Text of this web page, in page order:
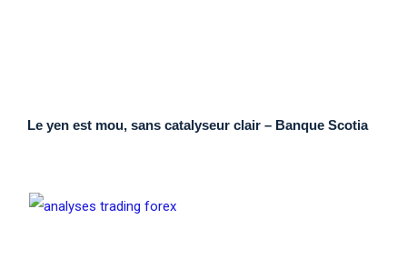
Le yen est mou, sans catalyseur clair – Banque Scotia